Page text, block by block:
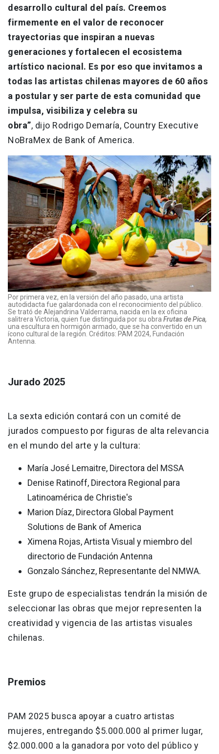
desarrollo cultural del país. Creemos
firmemente en el valor de reconocer
trayectorias que inspiran a nuevas
generaciones y fortalecen el ecosistema
artístico nacional. Es por eso que invitamos a
todas las artistas chilenas mayores de 60 años
a postular y ser parte de esta comunidad que
impulsa, visibiliza y celebra su
obra”, dijo Rodrigo Demaría, Country Executive
NoBraMex de Bank of America.
Por primera vez, en la versión del año pasado, una artista
autodidacta fue galardonada con el reconocimiento del público.
Se trató de Alejandrina Valderrama, nacida en la ex oficina
salitrera Victoria, quien fue distinguida por su obra Frutas de Pica,
una escultura en hormigón armado, que se ha convertido en un
ícono cultural de la región. Créditos: PAM 2024, Fundación
Antenna.
Jurado 2025
La sexta edición contará con un comité de
jurados compuesto por figuras de alta relevancia
en el mundo del arte y la cultura:
María José Lemaitre, Directora del MSSA
Denise Ratinoff, Directora Regional para
Latinoamérica de Christie's
Marion Díaz, Directora Global Payment
Solutions de Bank of America
Ximena Rojas, Artista Visual y miembro del
directorio de Fundación Antenna
Gonzalo Sánchez, Representante del NMWA.
Este grupo de especialistas tendrán la misión de
seleccionar las obras que mejor representen la
creatividad y vigencia de las artistas visuales
chilenas.
Premios
PAM 2025 busca apoyar a cuatro artistas
mujeres, entregando $5.000.000 al primer lugar,
$2.000.000 a la ganadora por voto del público y